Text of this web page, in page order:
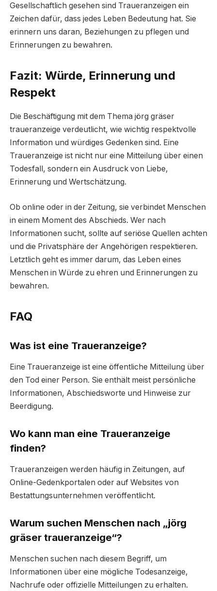
Gesellschaftlich gesehen sind Traueranzeigen ein
Zeichen dafür, dass jedes Leben Bedeutung hat. Sie
erinnern uns daran, Beziehungen zu pflegen und
Erinnerungen zu bewahren.
Fazit: Würde, Erinnerung und
Respekt
Die Beschäftigung mit dem Thema jörg gräser
traueranzeige verdeutlicht, wie wichtig respektvolle
Information und würdiges Gedenken sind. Eine
Traueranzeige ist nicht nur eine Mitteilung über einen
Todesfall, sondern ein Ausdruck von Liebe,
Erinnerung und Wertschätzung.
Ob online oder in der Zeitung, sie verbindet Menschen
in einem Moment des Abschieds. Wer nach
Informationen sucht, sollte auf seriöse Quellen achten
und die Privatsphäre der Angehörigen respektieren.
Letztlich geht es immer darum, das Leben eines
Menschen in Würde zu ehren und Erinnerungen zu
bewahren.
FAQ
Was ist eine Traueranzeige?
Eine Traueranzeige ist eine öffentliche Mitteilung über
den Tod einer Person. Sie enthält meist persönliche
Informationen, Abschiedsworte und Hinweise zur
Beerdigung.
Wo kann man eine Traueranzeige
finden?
Traueranzeigen werden häufig in Zeitungen, auf
Online-Gedenkportalen oder auf Websites von
Bestattungsunternehmen veröffentlicht.
Warum suchen Menschen nach „jörg
gräser traueranzeige“?
Menschen suchen nach diesem Begriff, um
Informationen über eine mögliche Todesanzeige,
Nachrufe oder offizielle Mitteilungen zu erhalten.